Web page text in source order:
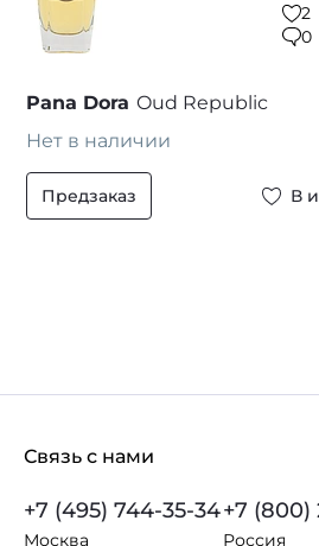
2
0
Pana Dora Oud Republic
Нет в наличии
Предзаказ В
Связь с нами
+7 (495) 744-35-34
Москва
+7 (800)
Россия